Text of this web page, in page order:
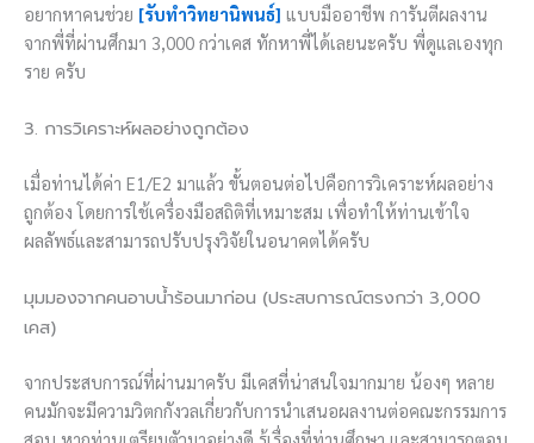
อยากหาคนช่วย [รับทำวิทยานิพนธ์] แบบมืออาชีพ การันตีผลงาน
จากพี่ที่ผ่านศึกมา 3,000 กว่าเคส ทักหาพี่ได้เลยนะครับ พี่ดูแลเองทุก
ราย ครับ
3. การวิเคราะห์ผลอย่างถูกต้อง
เมื่อท่านได้ค่า E1/E2 มาแล้ว ขั้นตอนต่อไปคือการวิเคราะห์ผลอย่าง
ถูกต้อง โดยการใช้เครื่องมือสถิติที่เหมาะสม เพื่อทำให้ท่านเข้าใจ
ผลลัพธ์และสามารถปรับปรุงวิจัยในอนาคตได้ครับ
มุมมองจากคนอาบน้ำร้อนมาก่อน (ประสบการณ์ตรงกว่า 3,000
เคส)
จากประสบการณ์ที่ผ่านมาครับ มีเคสที่น่าสนใจมากมาย น้องๆ หลาย
คนมักจะมีความวิตกกังวลเกี่ยวกับการนำเสนอผลงานต่อคณะกรรมการ